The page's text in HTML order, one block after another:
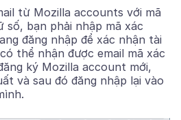
từ Mozilla accounts với mã
số, bạn phải nhập mã xác
đăng nhập để xác nhận tài
thể nhận được email mã xác
ký Mozilla account mới,
và sau đó đăng nhập lại vào